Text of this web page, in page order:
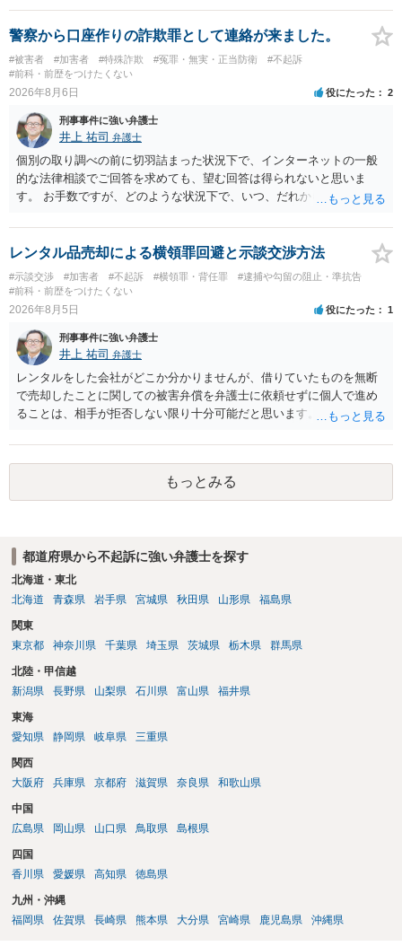
警察から口座作りの詐欺罪として連絡が来ました。
#被害者 #加害者 #特殊詐欺 #冤罪・無実・正当防衛
#不起訴
#前科・前歴をつけたくない
2026年8月6日 役にたった 2
刑事事件に強い弁護士
井上 祐司 弁護士
個別の取り調べの前に切羽詰まった状況下で、インターネットの一般
的な法律相談でご回答を求めても、望む回答は得られないと思いま
す。 お手数ですが、どのような状況下で、いつ、だれからどのような
の程度だと聞いているのかということについて、お近くで詳細な法律
相談を受けられたうえで対処方法を探された方がよいと思われます。
一般論でいえば、任意取り調べの場合、ＩＣレコーダーを持参して取
り調べ内容を録音することは必須だと考えます。
レンタル品売却による横領罪回避と示談交渉方法
#示談交渉 #加害者 #不起訴 #横領罪・背任罪
#逮捕や勾留の阻止・準抗告
#前科・前歴をつけたくない
2026年8月5日 役にたった 1
刑事事件に強い弁護士
井上 祐司 弁護士
レンタルをした会社がどこか分かりませんが、借りていたものを無断
で売却したことに関しての被害弁償を弁護士に依頼せずに個人で進め
ることは、相手が拒否しない限り十分可能だと思います。 見積を出し
か）、弁護士に法律相談において助言をもらえば足りるでしょう。
もっとみる
都道府県から不起訴に強い弁護士を探す
北海道・東北
北海道
青森県 岩手県 宮城県 秋田県 山形県 福島県
関東
東京都
神奈川県 千葉県 埼玉県 茨城県 栃木県 群馬県
北陸・甲信越
新潟県
長野県 山梨県 石川県 富山県 福井県
東海
愛知県
静岡県 岐阜県 三重県
関西
大阪府
兵庫県 京都府 滋賀県 奈良県 和歌山県
中国
広島県
岡山県 山口県 鳥取県 島根県
四国
香川県
愛媛県 高知県 徳島県
九州・沖縄
福岡県
佐賀県 長崎県 熊本県 大分県 宮崎県 鹿児島県 沖縄県